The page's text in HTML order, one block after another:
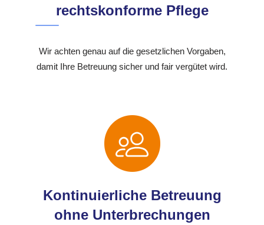
rechtskonforme Pflege
Wir achten genau auf die gesetzlichen Vorgaben,
damit Ihre Betreuung sicher und fair vergütet wird.
Kontinuierliche Betreuung
ohne Unterbrechungen